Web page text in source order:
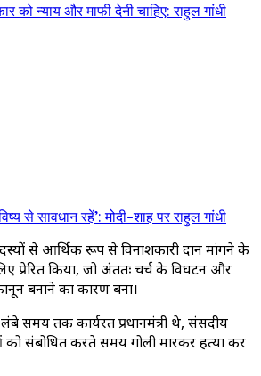
को न्याय और माफी देनी चाहिए: राहुल गांधी
से सावधान रहें’: मोदी-शाह पर राहुल गांधी
से आर्थिक रूप से विनाशकारी दान मांगने के
प्रेरित किया, जो अंततः चर्च के विघटन और
बनाने का कारण बना।
समय तक कार्यरत प्रधानमंत्री थे, संसदीय
संबोधित करते समय गोली मारकर हत्या कर